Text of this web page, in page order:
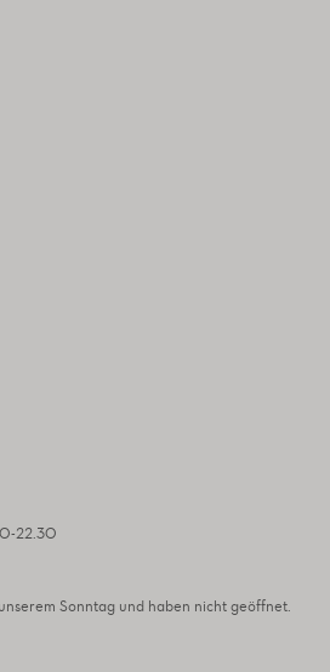
22.30
Sonntag und haben nicht geöffnet.